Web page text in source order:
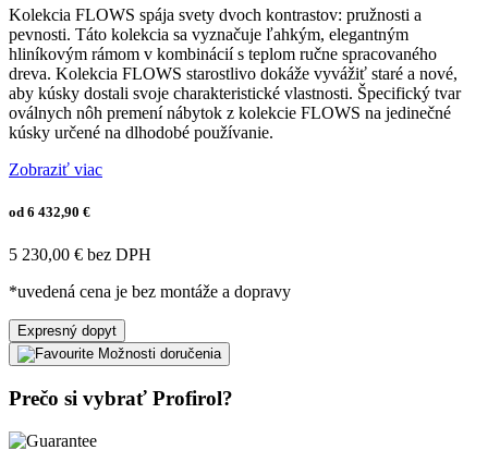
Kolekcia FLOWS spája svety dvoch kontrastov: pružnosti a
pevnosti. Táto kolekcia sa vyznačuje ľahkým, elegantným
hliníkovým rámom v kombinácií s teplom ručne spracovaného
dreva. Kolekcia FLOWS starostlivo dokáže vyvážiť staré a nové,
aby kúsky dostali svoje charakteristické vlastnosti. Špecifický tvar
oválnych nôh premení nábytok z kolekcie FLOWS na jedinečné
kúsky určené na dlhodobé používanie.
Zobraziť viac
od 6 432,90 €
5 230,00 € bez DPH
*uvedená cena je bez montáže a dopravy
Expresný dopyt
Možnosti doručenia
Prečo si vybrať Profirol?